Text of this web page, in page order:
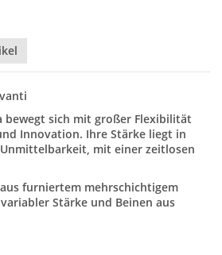
bewegt sich mit großer Flexibilität
Innovation. Ihre Stärke liegt in
mit einer zeitlosen
furniertem mehrschichtigem
Stärke und Beinen aus